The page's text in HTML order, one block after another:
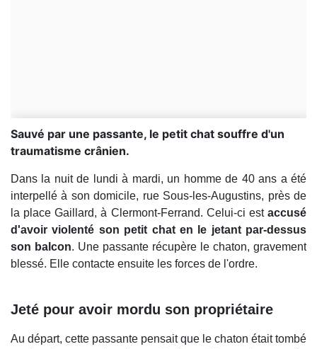
Sauvé par une passante, le petit chat souffre d'un
traumatisme crânien.
Dans la nuit de lundi à mardi, un homme de 40 ans a été
interpellé à son domicile, rue Sous-les-Augustins, près de
la place Gaillard, à Clermont-Ferrand. Celui-ci est accusé
d'avoir violenté son petit chat en le jetant par-dessus
son balcon. Une passante récupère le chaton, gravement
blessé. Elle contacte ensuite les forces de l'ordre.
Jeté pour avoir mordu son propriétaire
Au départ, cette passante pensait que le chaton était tombé